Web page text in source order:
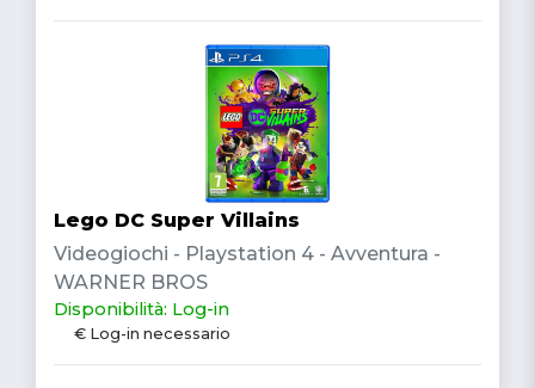
Lego DC Super Villains
Videogiochi - Playstation 4 - Avventura -
WARNER BROS
Disponibilità: Log-in
€ Log-in necessario